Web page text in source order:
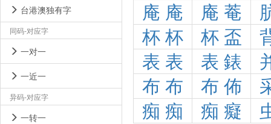
台港澳独有字
同码-对应字
一对一
一近一
异码-对应字
一转一
庵 庵 庵 菴
杯 杯 杯 盃
表 表 表 錶
布 布 布 佈
痴 痴 痴 癡